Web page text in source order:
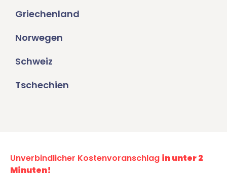
Griechenland
Norwegen
Schweiz
Tschechien
Unverbindlicher Kostenvoranschlag in unter 2
Minuten!